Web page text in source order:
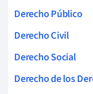
Derecho Público
Derecho Civil
Derecho Social
Derecho de los